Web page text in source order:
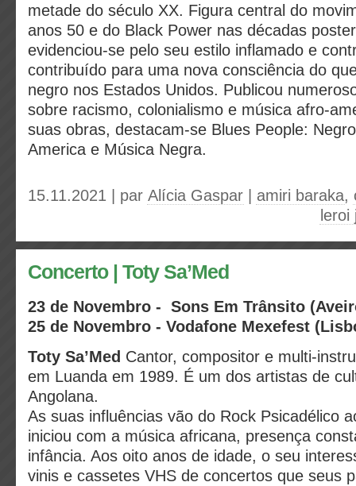
metade do século XX. Figura central do
anos 50 e do Black Power nas décadas
evidenciou-se pelo seu estilo inflamado e
contribuído para uma nova consciência do
negro nos Estados Unidos. Publicou
sobre racismo, colonialismo e música afro-
suas obras, destacam-se Blues People:
America e Música Negra.
15.11.2021 | par Alícia Gaspar amiri baraka,
leroi
Concerto | Toty Sa’Med
23 de Novembro - Sons Em Trânsito
25 de Novembro - Vodafone Mexefest
Toty Sa’Med Cantor, compositor e multi-
em Luanda em 1989. É um dos artistas de
Angolana.
As suas influências vão do Rock Psicadélico
iniciou com a música africana, presença
infância. Aos oito anos de idade, o seu
vinis e cassetes VHS de concertos que seus